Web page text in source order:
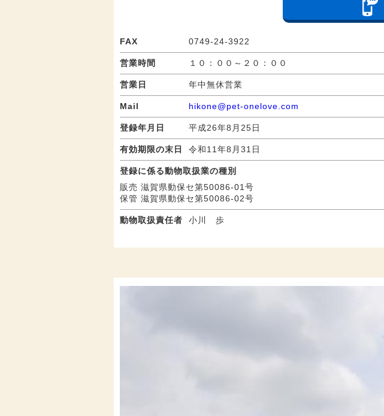
FAX 0749-24-3922
営業時間 １０：００～２０：００
営業日 年中無休営業
Mail hikone@pet-onelove.com
登録年月日 平成26年8月25日
有効期限の末日 令和11年8月31日
登録に係る動物取扱業の種別
販売 滋賀県動保セ第50086-01号
保管 滋賀県動保セ第50086-02号
動物取扱責任者 小川 歩